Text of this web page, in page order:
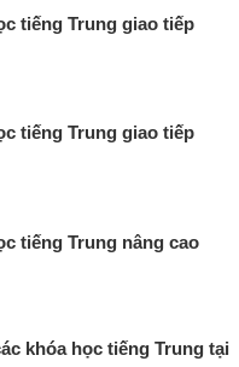
tiếng Trung giao tiếp
tiếng Trung giao tiếp
tiếng Trung nâng cao
khóa học tiếng Trung tại